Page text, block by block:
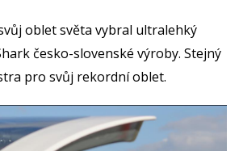
oblet světa vybral ultralehký
česko-slovenské výroby. Stejný
pro svůj rekordní oblet.